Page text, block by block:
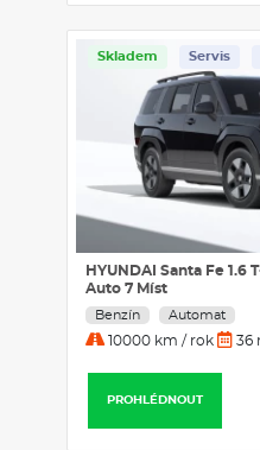
Skladem Servis
HYUNDAI Santa Fe
Auto 7 Míst
Benzín Automat
10000 km / rok 36
PROHLÉDNOUT